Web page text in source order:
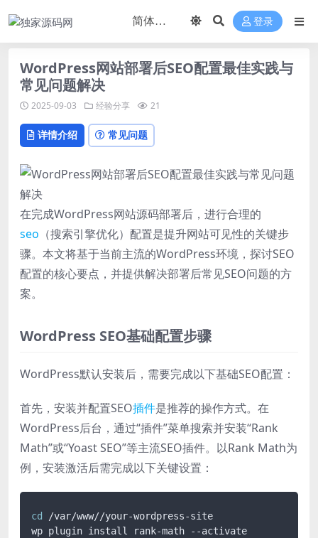
登录
WordPress网站部署后SEO配置最佳实践与
常见问题解决
2025-09-03 经验分享 21
详情介绍 常见问题
在完成WordPress网站源码部署后，进行合理的
seo （搜索引擎优化）配置是提升网站可见性的关键步
骤。本文将基于当前主流的WordPress环境，探讨SEO
配置的核心要点，并提供解决部署后常见SEO问题的方
案。
WordPress SEO基础配置步骤
WordPress默认安装后，需要完成以下基础SEO配置：
首先，安装并配置SEO插件是推荐的操作方式。在
WordPress后台，通过“插件”菜单搜索并安装“Rank
Math”或“Yoast SEO”等主流SEO插件。以Rank Math为
例，安装激活后需完成以下关键设置：
cd
/var/www//your-wordpress-site